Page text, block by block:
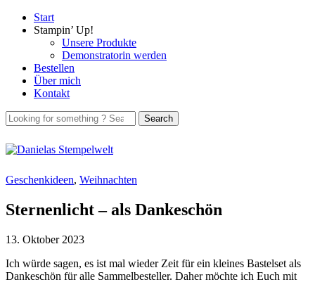
Start
Stampin’ Up!
Unsere Produkte
Demonstratorin werden
Bestellen
Über mich
Kontakt
Geschenkideen, Weihnachten
Sternenlicht – als Dankeschön
13. Oktober 2023
Ich würde sagen, es ist mal wieder Zeit für ein kleines Bastelset als
Dankeschön für alle Sammelbesteller. Daher möchte ich Euch mit